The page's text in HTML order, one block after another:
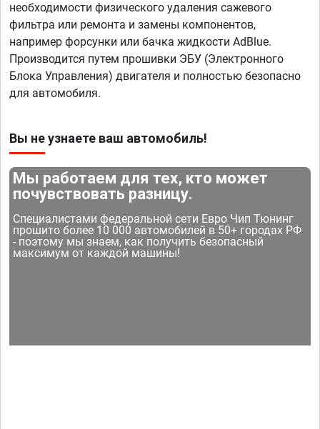
необходимости физического удаления сажевого
фильтра или ремонта и замены компонентов,
например форсунки или бачка жидкости AdBlue.
Производится путем прошивки ЭБУ (Электронного
Блока Управления) двигателя и полностью безопасно
для автомобиля.
Вы не узнаете ваш автомобиль!
Мы работаем для тех, кто может
почувствовать разницу.
Специалистами федеральной сети Евро Чип Тюнинг
прошито более 10 000 автомобилей в 50+ городах РФ
- поэтому мы знаем, как получить безопасный
максимум от каждой машины!